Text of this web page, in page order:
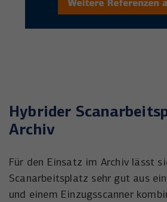
Hybrider
Archiv
Für den Einsatz im Archiv lässt
Scanarbeitsplatz sehr gut aus
und einem Einzugsscanner